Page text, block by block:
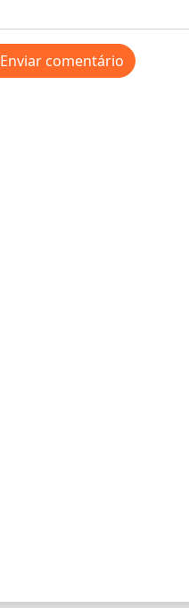
Enviar comentário